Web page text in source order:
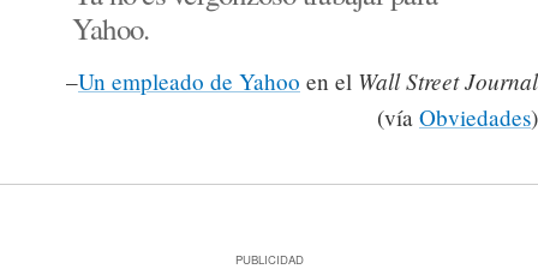
Yahoo.
–Un empleado de Yahoo en el Wall Street Journal
(vía Obviedades)
PUBLICIDAD